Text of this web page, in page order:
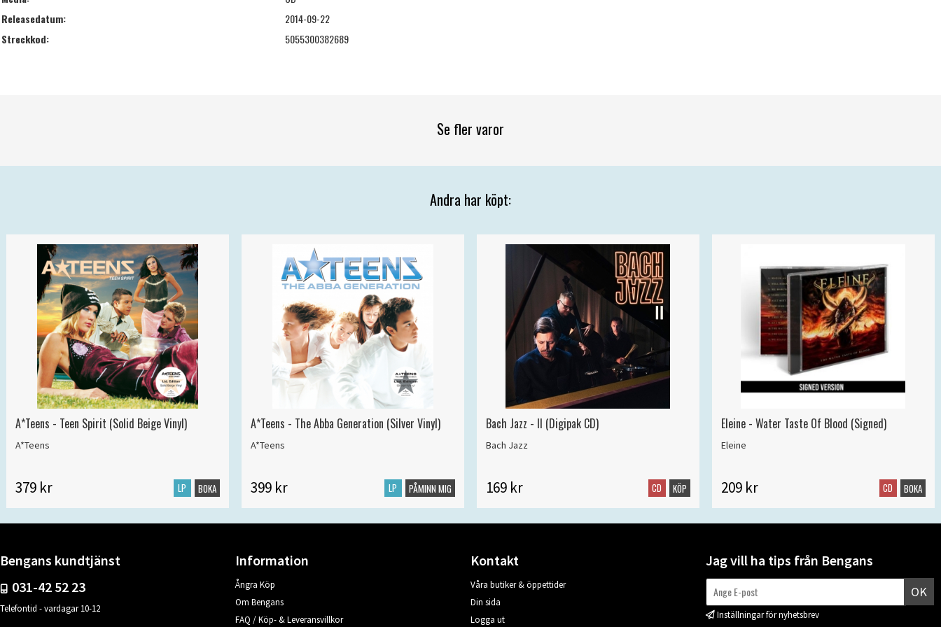
Releasedatum:
2014-09-22
Streckkod:
5055300382689
Se fler varor
Andra har köpt:
A*Teens - Teen Spirit (Solid Beige Vinyl)
A*Teens
379 kr LP BOKA
A*Teens - The Abba Generation (Silver Vinyl)
A*Teens
399 kr LP PÅMINN MIG
Bach Jazz - II (Digipak CD)
Bach Jazz
169 kr CD KÖP
Eleine - Water Taste Of Blood (Signed)
Eleine
209 kr CD BOKA
Bengans kundtjänst
031-42 52 23
Telefontid - vardagar 10-12
Information
Ångra Köp
Om Bengans
FAQ / Köp- & Leveransvillkor
Kontakt
Våra butiker & öppettider
Din sida
Logga ut
Jag vill ha tips från Bengans
OK
Inställningar för nyhetsbrev